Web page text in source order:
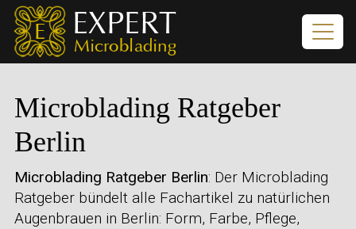
Microblading Ratgeber
Berlin
Microblading Ratgeber Berlin: Der Microblading
Ratgeber bündelt alle Fachartikel zu natürlichen
Augenbrauen in Berlin: Form, Farbe, Pflege,